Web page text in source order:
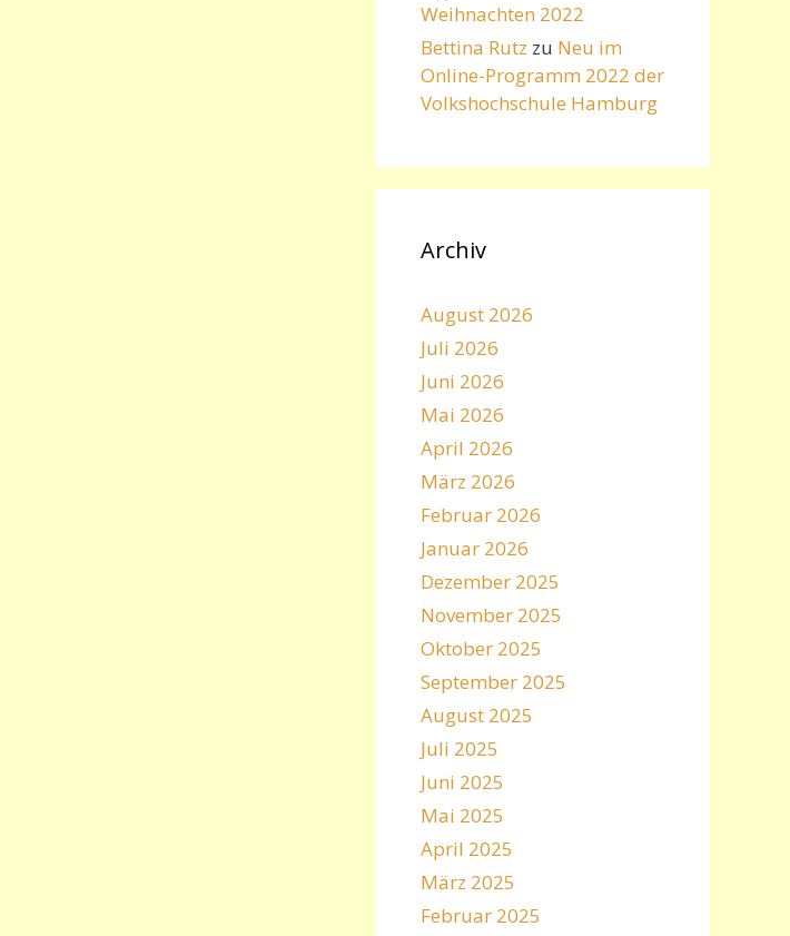
Weihnachten 2022
Bettina Rutz zu Neu im
Online-Programm 2022 der
Volkshochschule Hamburg
Archiv
August 2026
Juli 2026
Juni 2026
Mai 2026
April 2026
März 2026
Februar 2026
Januar 2026
Dezember 2025
November 2025
Oktober 2025
September 2025
August 2025
Juli 2025
Juni 2025
Mai 2025
April 2025
März 2025
Februar 2025